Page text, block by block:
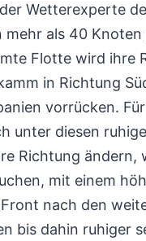
Wetterexperte
mehr als 40
Flotte wird ihre
in Richtung
vorrücken.
unter diesen
Richtung ändern,
mit einem
nach den
bis dahin ruhiger